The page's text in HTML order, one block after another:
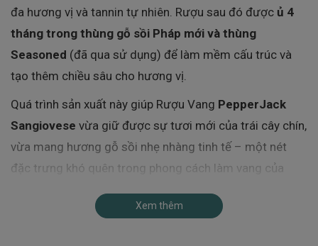
đa hương vị và tannin tự nhiên. Rượu sau đó được ủ 4
tháng trong thùng gỗ sồi Pháp mới và thùng
Seasoned (đã qua sử dụng) để làm mềm cấu trúc và
tạo thêm chiều sâu cho hương vị.
Quá trình sản xuất này giúp Rượu Vang PepperJack
Sangiovese vừa giữ được sự tươi mới của trái cây chín,
vừa mang hương gỗ sồi nhẹ nhàng tinh tế – một nét
đặc trưng khó quên trong phong cách làm vang của
Đặc điểm hương vị Rượu Vang PepperJack
Xem thêm